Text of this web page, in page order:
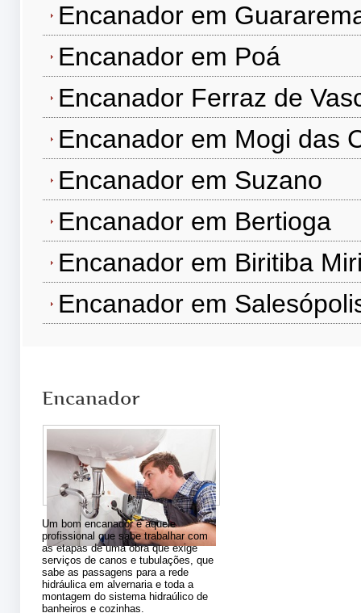
Encanador em
Encanador em Poá
Encanador Ferraz de
Encanador em Mogi das
Encanador em Suzano
Encanador em Bertioga
Encanador em Biritiba
Encanador em
Encanador
Um bom encanador é aquele
profissional que sabe trabalhar com
as etapas de uma obra que exige
serviços de canos e tubulações, que
sabe as passagens para a rede
hidráulica em alvernaria e toda a
montagem do sistema hidraúlico de
banheiros e cozinhas.